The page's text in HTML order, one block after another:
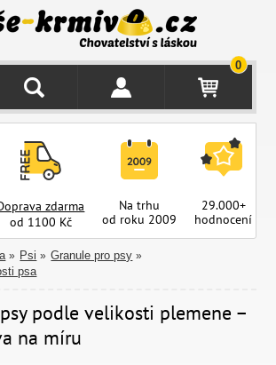
0
zdarma
od 1100 Kč
Na trhu
od roku 2009
29.000+
hodnocení
» Psi » Granule pro psy »
psa
podle velikosti plemene –
na míru